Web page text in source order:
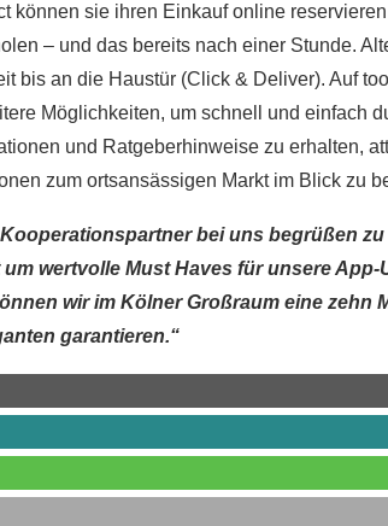
können sie ihren Einkauf online
– und das bereits nach einer Stunde.
bis an die Haustür (Click & Deliver). Auf
Möglichkeiten, um schnell und einfach
und Ratgeberhinweise zu erhalten,
zum ortsansässigen Markt im Blick zu
bei uns begrüßen
wertvolle Must Haves für unsere App-
wir im Kölner Großraum eine zehn
garantieren.“